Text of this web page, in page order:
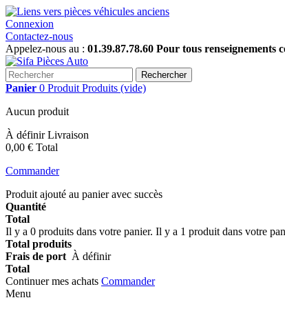
Connexion
Contactez-nous
Appelez-nous au : 01.39.87.78.60 Pour tous renseignements
Rechercher
Panier 0 Produit Produits (vide)
Aucun produit
À définirLivraison
0,00 € Total
Commander
Produit ajouté au panier avec succès
Quantité
Total
Il y a 0 produits dans votre panier. Il y a 1 produit dans votre
Total produits
Frais de port À définir
Total
Continuer mes achats Commander
Menu